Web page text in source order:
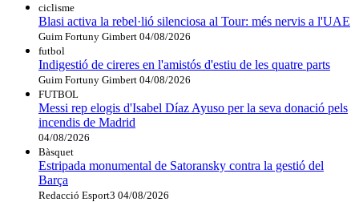
ciclisme
Blasi activa la rebel·lió silenciosa al Tour: més nervis a l'UAE
Guim Fortuny Gimbert 04/08/2026
futbol
Indigestió de cireres en l'amistós d'estiu de les quatre parts
Guim Fortuny Gimbert 04/08/2026
FUTBOL
Messi rep elogis d'Isabel Díaz Ayuso per la seva donació pels
incendis de Madrid
04/08/2026
Bàsquet
Estripada monumental de Satoransky contra la gestió del
Barça
Redacció Esport3 04/08/2026